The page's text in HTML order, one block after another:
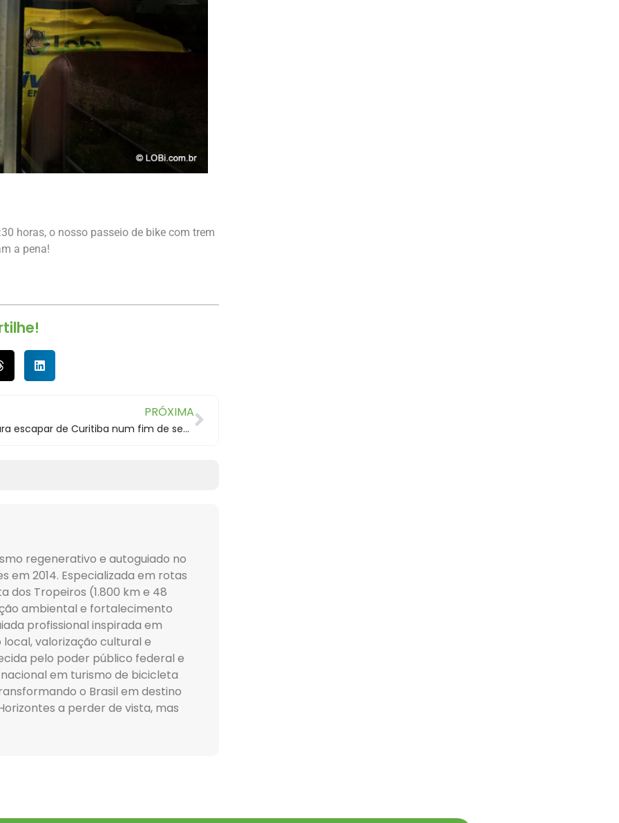
horas, o nosso passeio de bike com trem
a pena!
PRÓXIMA
Ideias para escapar de Curitiba num fim de semana
regenerativo e autoguiado no
em 2014. Especializada em rotas
dos Tropeiros (1.800 km e 48
ambiental e fortalecimento
profissional inspirada em
valorização cultural e
pelo poder público federal e
em turismo de bicicleta
o Brasil em destino
a perder de vista, mas